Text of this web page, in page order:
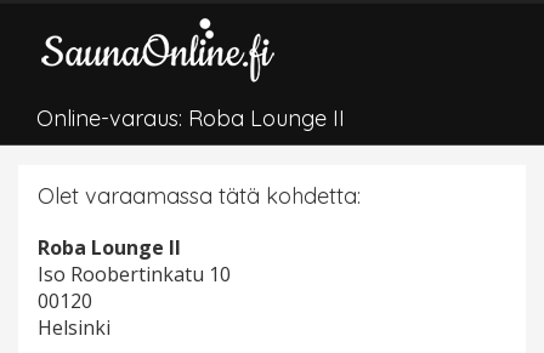
Online-varaus: Roba Lounge II
Olet varaamassa tätä kohdetta:
Roba Lounge II
Iso Roobertinkatu 10
00120
Helsinki